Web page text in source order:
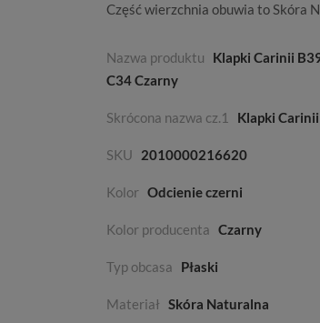
Część wierzchnia obuwia toSkóra
Nazwa produktu
Klapki Carinii
C34 Czarny
Skrócona nazwa cz.1 Klapki Carinii
SKU 2010000216620
Kolor Odcienie czerni
Kolor producenta Czarny
Typ obcasa Płaski
Materiał Skóra Naturalna